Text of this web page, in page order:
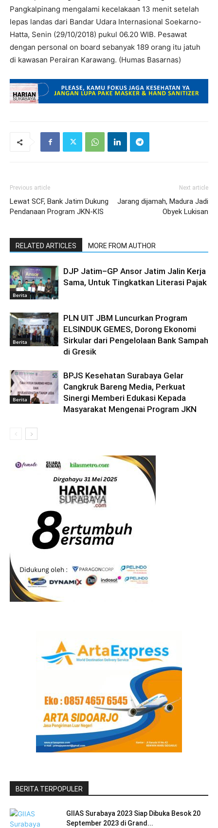
Pangkalpinang mengalami kecelakaan 13 menit setelah
lepas landas dari Bandar Udara Internasional Soekarno-
Hatta, Senin (29/10/2018) pukul 06.20 WIB. Pesawat
dengan personal on board sebanyak 189 orang itu jatuh
di kawasan Perairan Karawang. (Humas Basarnas)
Previous article
Lewat SCF, Bank Jatim Dukung
Pendanaan Program JKN-KIS
Next article
Jarang dijamah, Madura Jadi
Obyek Lukisan
RELATED ARTICLES MORE FROM AUTHOR
Berita
DJP Jatim–GP Ansor Jatim Jalin Kerja
Sama, Untuk Tingkatkan Literasi Pajak
Berita
PLN UIT JBM Luncurkan Program
ELSINDUK GEMES, Dorong Ekonomi
Sirkular dari Pengelolaan Bank Sampah
di Gresik
Berita
BPJS Kesehatan Surabaya Gelar
Cangkruk Bareng Media, Perkuat
Sinergi Memberi Edukasi Kepada
Masyarakat Mengenai Program JKN
BERITA TERPOPULER
GIIAS Surabaya 2023 Siap Dibuka Besok 20
September 2023 di Grand...